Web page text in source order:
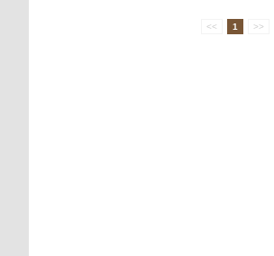
<< 1 >>